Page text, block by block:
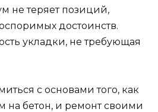
не теряет позиций,
достоинств.
укладки, не требующая
с основами того, как
на бетон, и ремонт своими